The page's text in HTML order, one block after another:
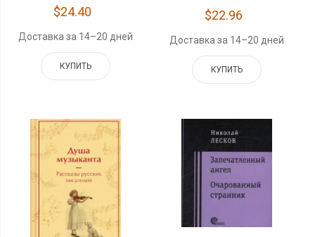
$24.40
Доставка за 14–20 дней
КУПИТЬ
$22.96
Доставка за 14–20 дней
КУПИТЬ